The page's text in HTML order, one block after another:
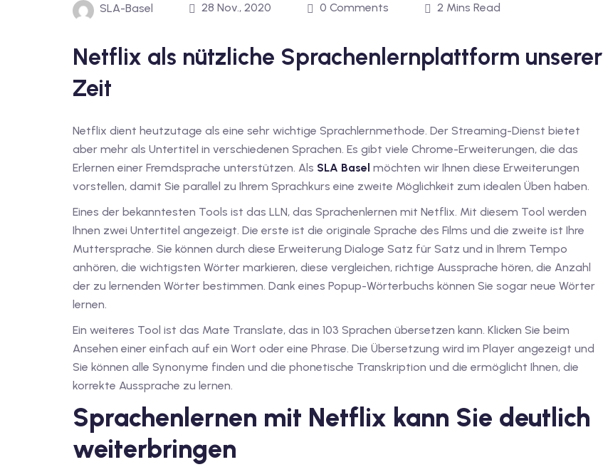
SLA-Basel 28 Nov., 2020 0 Comments 2 Mins Read
Netflix als nützliche Sprachenlernplattform unserer
Zeit
Netflix dient heutzutage als eine sehr wichtige Sprachlernmethode. Der Streaming-Dienst bietet
aber mehr als Untertitel in verschiedenen Sprachen. Es gibt viele Chrome-Erweiterungen, die das
Erlernen einer Fremdsprache unterstützen. Als SLA Basel möchten wir Ihnen diese Erweiterungen
vorstellen, damit Sie parallel zu Ihrem Sprachkurs eine zweite Möglichkeit zum idealen Üben haben.
Eines der bekanntesten Tools ist das LLN, das Sprachenlernen mit Netflix. Mit diesem Tool werden
Ihnen zwei Untertitel angezeigt. Die erste ist die originale Sprache des Films und die zweite ist Ihre
Muttersprache. Sie können durch diese Erweiterung Dialoge Satz für Satz und in Ihrem Tempo
anhören, die wichtigsten Wörter markieren, diese vergleichen, richtige Aussprache hören, die Anzahl
der zu lernenden Wörter bestimmen. Dank eines Popup-Wörterbuchs können Sie sogar neue Wörter
lernen.
Ein weiteres Tool ist das Mate Translate, das in 103 Sprachen übersetzen kann. Klicken Sie beim
Ansehen einer einfach auf ein Wort oder eine Phrase. Die Übersetzung wird im Player angezeigt und
Sie können alle Synonyme finden und die phonetische Transkription und die ermöglicht Ihnen, die
korrekte Aussprache zu lernen.
Sprachenlernen mit Netflix kann Sie deutlich
weiterbringen